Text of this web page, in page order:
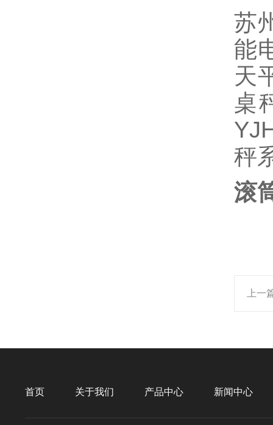
苏
能
天
桌
秤
滚
上一
首页 关于我们 产品中心 新闻中心